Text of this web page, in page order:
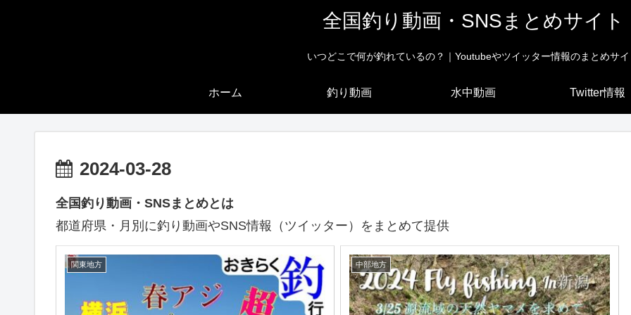
全国釣り動画・SNSまとめサイト
いつどこで何が釣れているの？｜Youtubeやツイッター情報のまとめサイ
ホーム 釣り動画 水中動画 Twitter情報
2024-03-28
全国釣り動画・SNSまとめとは
都道府県・月別に釣り動画やSNS情報（ツイッター）をまとめて提供
関東地方 中部地方